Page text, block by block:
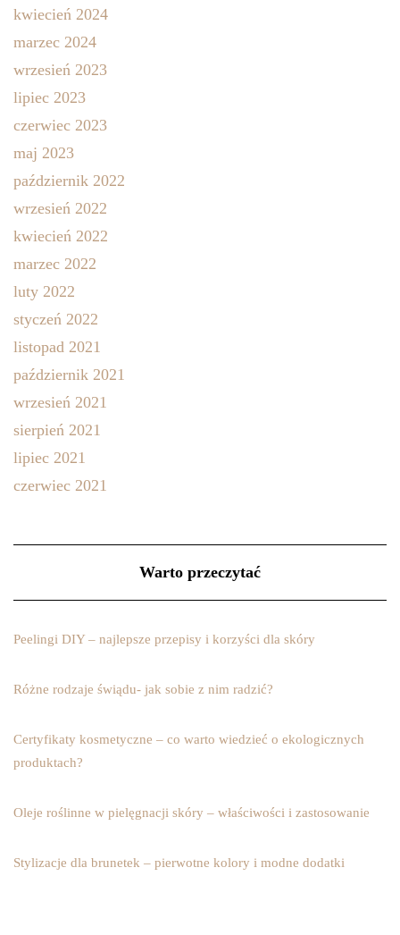
kwiecień 2024
marzec 2024
wrzesień 2023
lipiec 2023
czerwiec 2023
maj 2023
październik 2022
wrzesień 2022
kwiecień 2022
marzec 2022
luty 2022
styczeń 2022
listopad 2021
październik 2021
wrzesień 2021
sierpień 2021
lipiec 2021
czerwiec 2021
Warto przeczytać
Peelingi DIY – najlepsze przepisy i korzyści dla skóry
Różne rodzaje świądu- jak sobie z nim radzić?
Certyfikaty kosmetyczne – co warto wiedzieć o ekologicznych
produktach?
Oleje roślinne w pielęgnacji skóry – właściwości i zastosowanie
Stylizacje dla brunetek – pierwotne kolory i modne dodatki